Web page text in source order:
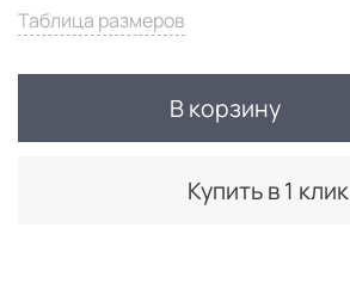
Таблица размеров
В корзину
Купить в 1 клик